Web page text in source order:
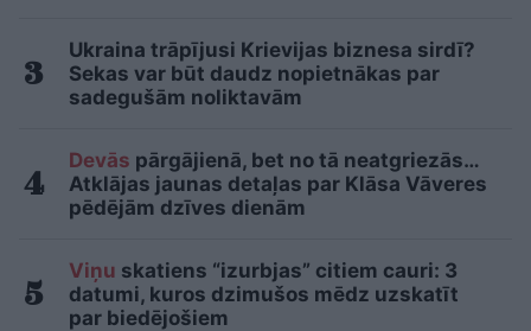
Ukraina trāpījusi Krievijas biznesa sirdī?
Sekas var būt daudz nopietnākas par
sadegušām noliktavām
Devās pārgājienā, bet no tā neatgriezās…
Atklājas jaunas detaļas par Klāsa Vāveres
pēdējām dzīves dienām
Viņu skatiens “izurbjas” citiem cauri: 3
datumi, kuros dzimušos mēdz uzskatīt
par biedējošiem